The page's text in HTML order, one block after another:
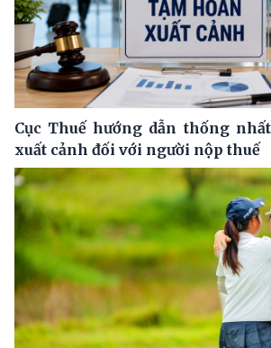
Cục Thuế hướng dẫn thống
xuất cảnh đối với người nộp thuế